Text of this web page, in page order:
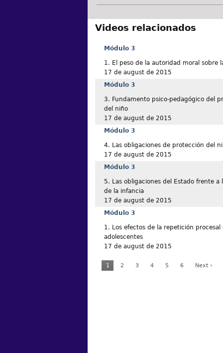
Videos relacionados
Módulo 3
1. El peso de la autoridad moral sobre
17 de august de 2015
Módulo 3
3. Fundamento psico-pedagógico del
del niño
17 de august de 2015
Módulo 3
4. Las obligaciones de protección del
17 de august de 2015
Módulo 3
5. Las obligaciones del Estado frente a
de la infancia
17 de august de 2015
Módulo 3
1. Los efectos de la repetición
adolescentes
17 de august de 2015
1 2 3 4 5 6 Next ›